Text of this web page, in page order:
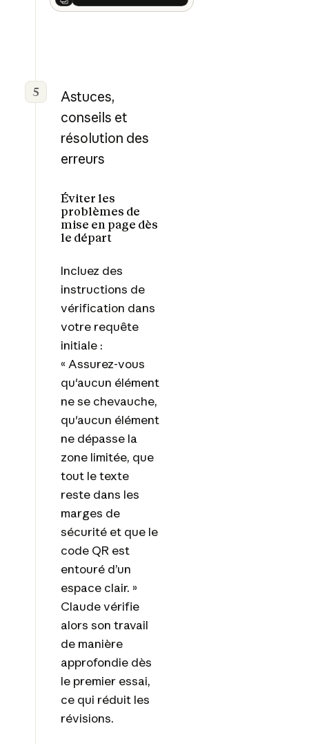
Next
5
Astuces,
conseils et
résolution des
erreurs
Éviter les
problèmes de
mise en page dès
le départ
Incluez des
instructions de
vérification dans
votre requête
initiale :
« Assurez-vous
qu'aucun élément
ne se chevauche,
qu'aucun élément
ne dépasse la
zone limitée, que
tout le texte
reste dans les
marges de
sécurité et que le
code QR est
entouré d’un
espace clair. »
Claude vérifie
alors son travail
de manière
approfondie dès
le premier essai,
ce qui réduit les
révisions.